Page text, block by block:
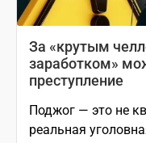
За «крутым
заработком»
преступление
Поджог — это не
реальная